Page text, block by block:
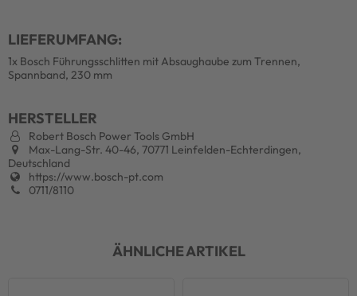
LIEFERUMFANG:
1x Bosch Führungsschlitten mit Absaughaube zum Trennen,
Spannband, 230 mm
HERSTELLER
Robert Bosch Power Tools GmbH
Max-Lang-Str. 40-46, 70771 Leinfelden-Echterdingen,
Deutschland
https://www.bosch-pt.com
0711/8110
ÄHNLICHE ARTIKEL